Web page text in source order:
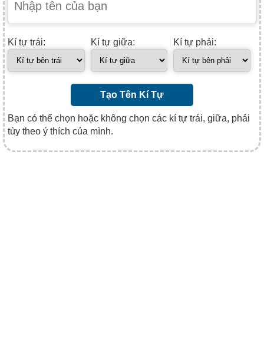
Kí tự trái: Kí tự giữa: Kí tự phải:
Tạo Tên Kí Tự
Bạn có thể chọn hoặc không chọn các kí tự trái, giữa, phải
tùy theo ý thích của mình.